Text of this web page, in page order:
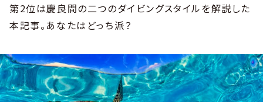
第2位は慶良間の二つのダイビングスタイルを解説した
本記事。あなたはどっち派？